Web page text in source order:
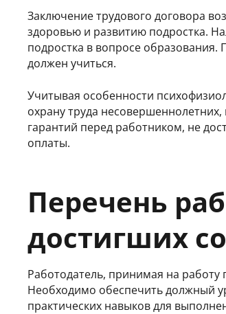
Заключение трудового договора
здоровью и развитию подростка.
подростка в вопросе
должен учиться.
Учитывая особенности
охрану труда
гарантий перед работником, не
оплаты.
Перечень
достигших
Работодатель, принимая на
Необходимо обеспечить должный
практических навыков для